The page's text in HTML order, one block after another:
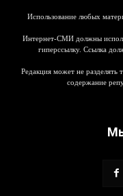
Использование любых
Интернет-СМИ должны
гиперссылку. Ссылка
Редакция может не разделять
содержание